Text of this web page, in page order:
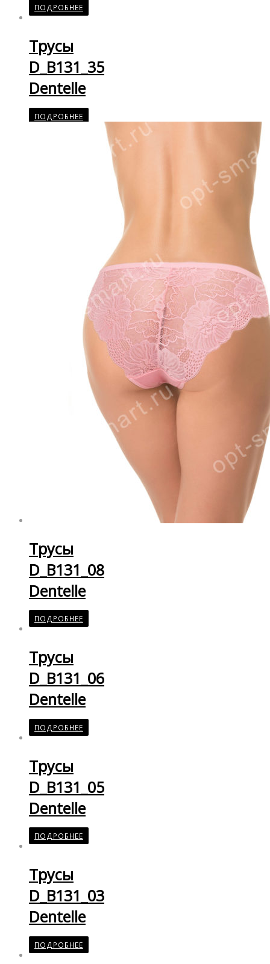
ПОДРОБНЕЕ
Трусы
D_B131_35
Dentelle
ПОДРОБНЕЕ
Трусы
D_B131_08
Dentelle
ПОДРОБНЕЕ
Трусы
D_B131_06
Dentelle
ПОДРОБНЕЕ
Трусы
D_B131_05
Dentelle
ПОДРОБНЕЕ
Трусы
D_B131_03
Dentelle
ПОДРОБНЕЕ